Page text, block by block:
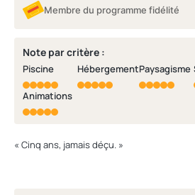
Membre du programme fidélité
Note par critère :
Piscine Hébergement Paysagisme
Animations
« Cinq ans, jamais déçu. »